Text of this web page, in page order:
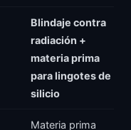
Blindaje contra
radiación +
materia prima
para lingotes de
silicio
Materia prima